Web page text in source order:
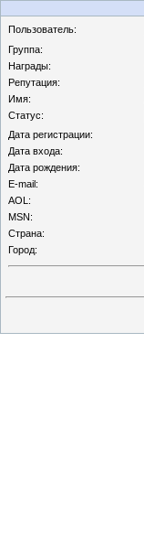
Пользователь:
Группа:
Награды:
Репутация:
Имя:
Статус:
Дата регистрации:
Дата входа:
Дата рождения:
E-mail:
AOL:
MSN:
Страна:
Город: